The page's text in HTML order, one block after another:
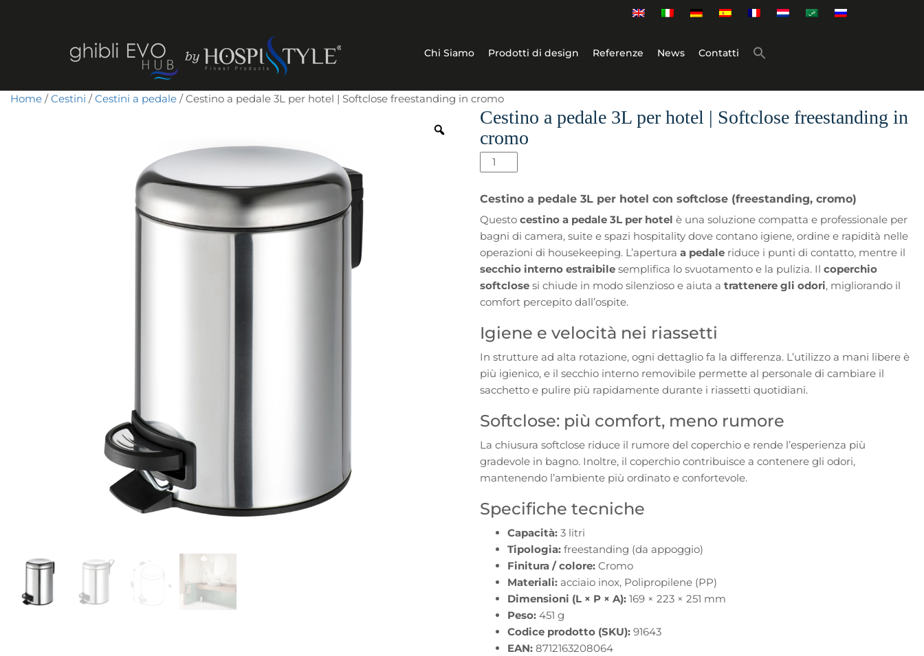
Chi Siamo Prodotti di design Referenze News Contatti
Home /Cestini /Cestini a pedale / Cestino a pedale 3L per hotel | Softclose freestanding in cromo
Cestino a pedale 3L per hotel | Softclose freestanding in
cromo
Cestino
a
pedale
per
hotel
|
Softclose
freestanding
in
cromo
quantità
Cestino a pedale 3L per hotel con softclose (freestanding, cromo)
Questocestino a pedale 3L per hotel è una soluzione compatta e professionale per
bagni di camera, suite e spazi hospitality dove contano igiene, ordine e rapidità nelle
operazioni di housekeeping. L’aperturaa pedale riduce i punti di contatto, mentre il
secchio interno estraibile semplifica lo svuotamento e la pulizia. Ilcoperchio
softclose si chiude in modo silenzioso e aiuta atrattenere gli odori, migliorando il
comfort percepito dall’ospite.
Igiene e velocità nei riassetti
In strutture ad alta rotazione, ogni dettaglio fa la differenza. L’utilizzo a mani libere è
più igienico, e il secchio interno removibile permette al personale di cambiare il
sacchetto e pulire più rapidamente durante i riassetti quotidiani.
Softclose: più comfort, meno rumore
La chiusura softclose riduce il rumore del coperchio e rende l’esperienza più
gradevole in bagno. Inoltre, il coperchio contribuisce a contenere gli odori,
mantenendo l’ambiente più ordinato e confortevole.
Specifiche tecniche
Capacità: 3 litri
Tipologia: freestanding (da appoggio)
Finitura / colore: Cromo
Materiali: acciaio inox, Polipropilene (PP)
Dimensioni (L × P × A): 169 × 223 × 251 mm
Peso: 451 g
Codice prodotto (SKU): 91643
EAN: 8712163208064